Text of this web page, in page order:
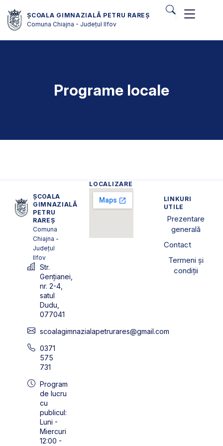
ȘCOALA GIMNAZIALĂ PETRU RAREȘ
Comuna Chiajna - Județul Ilfov
Programe locale
ȘCOALA
GIMNAZIALĂ
PETRU
RAREȘ
Comuna
Chiajna -
Județul
Ilfov
Str.
Gențianei,
nr. 2-4,
satul
Dudu,
077041
scoalagimnazialapetrurares@gmail.com
0371
575
731
Program
de lucru
cu
publicul:
Luni -
Miercuri
12:00 -
LOCALIZARE
LINKURI
UTILE
Prezentare
generală
Contact
Termeni și
condiții